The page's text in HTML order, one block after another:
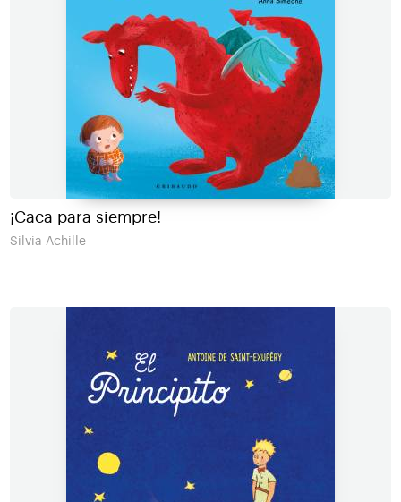
¡Caca para siempre!
Silvia Achille